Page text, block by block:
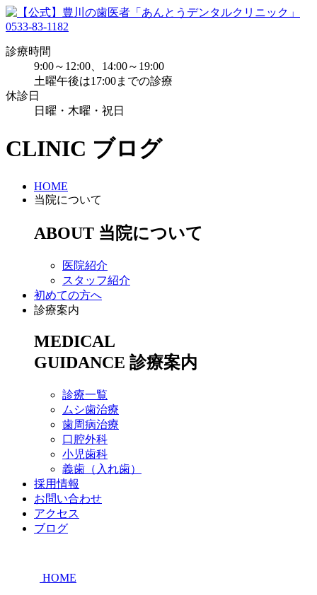
0533-83-1182
診療時間
9:00～12:00、14:00～19:00
土曜午後は17:00までの診療
休診日
日曜・木曜・祝日
CLINIC ブログ
HOME
当院について
ABOUT 当院について
医院紹介
スタッフ紹介
初めての方へ
診療案内
MEDICAL
GUIDANCE 診療案内
診療一覧
ムシ歯治療
歯周病治療
口腔外科
小児歯科
義歯（入れ歯）
採用情報
お問い合わせ
アクセス
ブログ
HOME